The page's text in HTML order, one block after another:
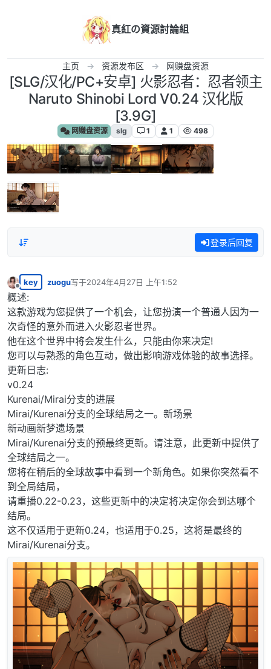
真紅の資源討論組
主页 资源发布区 网赚盘资源
[SLG/汉化/PC+安卓] 火影忍者：忍者领主
Naruto Shinobi Lord V0.24 汉化版
[3.9G]
网赚盘资源 slg 1 1 498
登录后回复
离线
key zuogu写于2024年4月27日 上午1:52
最后由 编辑
概述:
这款游戏为您提供了一个机会，让您扮演一个普通人因为一
次奇怪的意外而进入火影忍者世界。
他在这个世界中将会发生什么，只能由你来决定!
您可以与熟悉的角色互动，做出影响游戏体验的故事选择。
更新日志:
v0.24
Kurenai/Mirai分支的进展
Mirai/Kurenai分支的全球结局之一。新场景
新动画新梦遗场景
Mirai/Kurenai分支的预最终更新。请注意，此更新中提供了
全球结局之一。
您将在稍后的全球故事中看到一个新角色。如果你突然看不
到全局结局，
请重播0.22-0.23，这些更新中的决定将决定你会到达哪个
结局。
这不仅适用于更新0.24，也适用于0.25，这将是最终的
Mirai/Kurenai分支。